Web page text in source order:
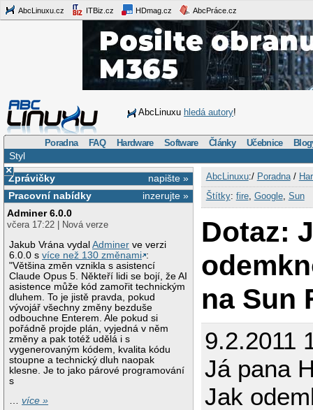
AbcLinuxu.cz ITBiz.cz HDmag.cz AbcPráce.cz
AbcLinuxu hledá autory!
Poradna FAQ Hardware Software Články Učebnice
Styl
×
napište »
Zprávičky
inzerujte »
Pracovní nabídky
Adminer 6.0.0
včera 17:22 | Nová verze
Jakub Vrána vydalAdminer ve verzi
6.0.0 svíce než 130 změnami :
"Většina změn vznikla s asistencí
Claude Opus 5. Někteří lidi se bojí, že AI
asistence může kód zamořit technickým
dluhem. To je jistě pravda, pokud
vývojář všechny změny bezduše
odbouchne Enterem. Ale pokud si
pořádně projde plán, vyjedná v něm
změny a pak totéž udělá i s
vygenerovaným kódem, kvalita kódu
stoupne a technický dluh naopak
klesne. Je to jako párové programování
s
…více »
AbcLinuxu:/ Poradna/
Štítky: fire, Google, Sun
Dotaz:
na Sun
9.2.2011
Já pana
Jak